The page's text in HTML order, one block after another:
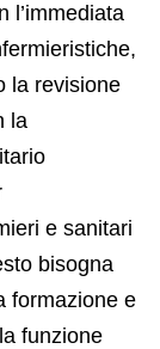
l’immediata
la revisione
la
e sanitari
bisogna
formazione e
funzione